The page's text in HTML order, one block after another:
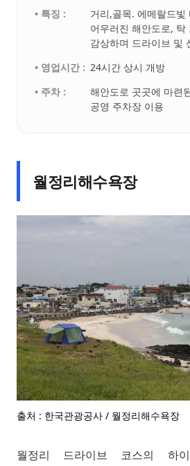
• 특징 :
거리,골목. 에메랄드
어우러진 해안도로, 탁
감상하며 드라이브 및
• 영업시간 : 24시간 상시 개방
• 주차 :
해안도로 곳곳에 마련
공영 주차장 이용
월정리해수욕장
출처 : 한국관광공사 / 월정리해수욕장
월정리 드라이브 코스의 하